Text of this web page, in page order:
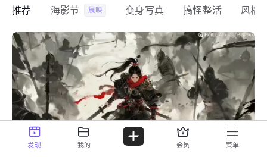
推荐 海影节 展映 变身写真 搞怪整活 风格
发现 我的 会员 菜单